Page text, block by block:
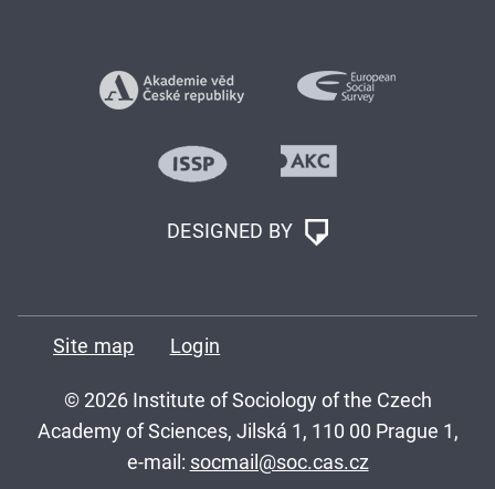
DESIGNED BY
Site map Login
© 2026 Institute of Sociology of the Czech
Academy of Sciences, Jilská 1, 110 00 Prague 1,
e-mail: socmail@soc.cas.cz